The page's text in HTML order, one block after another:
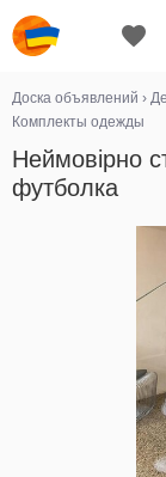
Доска объявлений ›
Комплекты одежды
Неймовірно
футболка